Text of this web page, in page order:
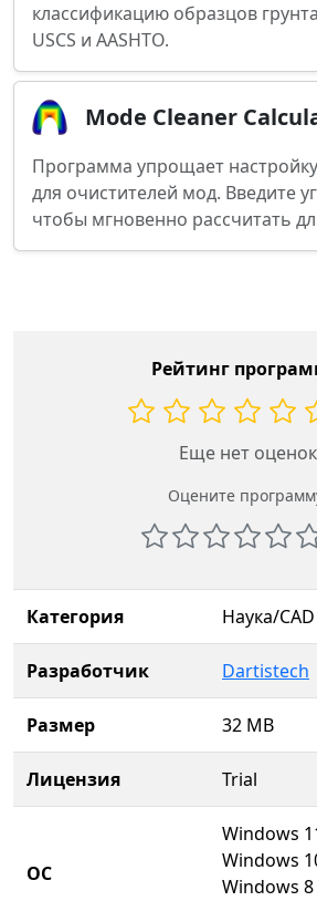
классификацию образцов
USCS и AASHTO.
Mode Cleaner
Программа упрощает
для очистителей мод. Введите
чтобы мгновенно рассчитать
Рейтинг
Еще нет оценок
Оцените
Категория Наука/CAD
Разработчик Dartistech
Размер 32 MB
Лицензия Trial
ОС
Windows
Windows
Windows